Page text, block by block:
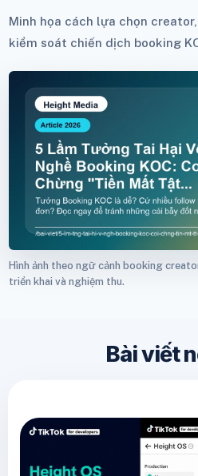
Minh họa cách lựa chọn
kiểm soát chiến dịch booking
Hình ảnh theo ngữ cảnh booking
triển khai và nghiệm thu.
Bài viết